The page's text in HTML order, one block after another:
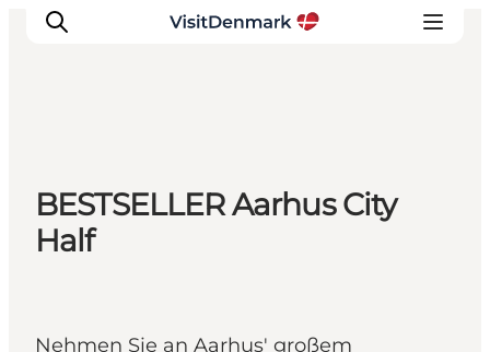
Inspiration
Regionen
Erlebnisse
BESTSELLER Aarhus City
Half
Nehmen Sie an Aarhus' großem